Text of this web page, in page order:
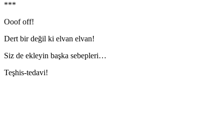
***
Ooof off!
Dert bir değil ki elvan elvan!
Siz de ekleyin başka sebepleri…
Teşhis-tedavi!